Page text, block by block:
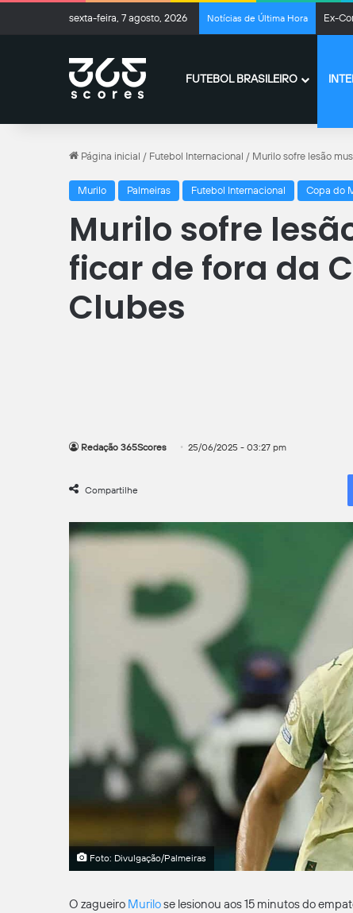
sexta-feira, 7 agosto, 2026 Notícias de Última Hora Ex-
FUTEBOL BRASILEIRO
Página inicial / Futebol Internacional / Murilo sofre lesão
Murilo Palmeiras Futebol Internacional Copa do
Murilo sofre
ficar de fora da
Clubes
Redação 365Scores 25/06/2025 - 03:27 pm
Compartilhe
Foto: Divulgação/Palmeiras
O zagueiro Murilose lesionou aos 15 minutos do